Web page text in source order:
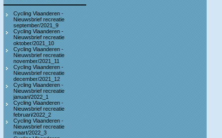
Cycling Vlaanderen -
Nieuwsbrief recreatie
september/2021_9
Cycling Vlaanderen -
Nieuwsbrief recreatie
oktober/2021_10
Cycling Vlaanderen -
Nieuwsbrief recreatie
november/2021_11
Cycling Vlaanderen -
Nieuwsbrief recreatie
december/2021_12
Cycling Vlaanderen -
Nieuwsbrief recreatie
januari/2022_1
Cycling Vlaanderen -
Nieuwsbrief recreatie
februari/2022_2
Cycling Vlaanderen -
Nieuwsbrief recreatie
maart/2022_3